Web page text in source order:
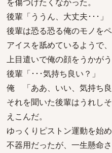
後輩「ううん、大丈夫･･･」
後輩は恐る恐る俺のモノを
アイスを舐めているようで
上目遣いで俺の顔をうかがう
後輩「･･･気持ち良い？」
俺 「ああ、いい、気持ち良
それを聞いた後輩はうれし
えこんだ。
ゆっくりピストン運動を始め
不器用だったが、一生懸命